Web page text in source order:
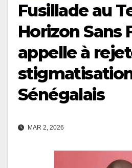
Fusillade au
Horizon Sans
appelle à
Sénégalais
MAR 2, 2026